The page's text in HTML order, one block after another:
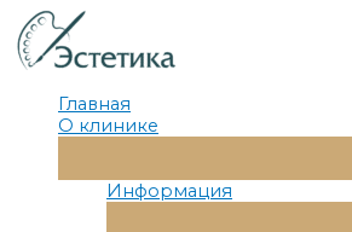
Перейти
к
содержимому
Главная
О клинике
Меню
Информация